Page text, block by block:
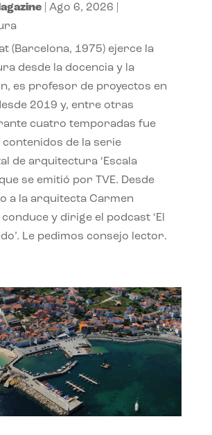
| Ago 6, 2026
(Barcelona, 1975) ejerce la
desde la docencia y la
es profesor de proyectos en
2019 y, entre otras
cuatro temporadas fue
contenidos de la serie
de arquitectura ‘Escala
se emitió por TVE. Desde
a la arquitecta Carmen
y dirige el podcast ‘El
Le pedimos consejo lector.